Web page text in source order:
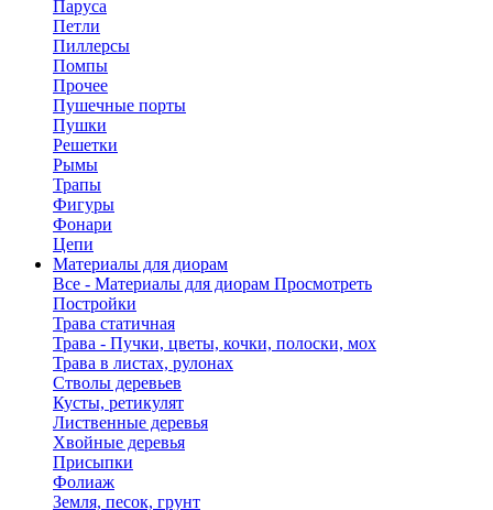
Паруса
Петли
Пиллерсы
Помпы
Прочее
Пушечные порты
Пушки
Решетки
Рымы
Трапы
Фигуры
Фонари
Цепи
Материалы для диорам
Все - Материалы для диорам Просмотреть
Постройки
Трава статичная
Трава - Пучки, цветы, кочки, полоски, мох
Трава в листах, рулонах
Стволы деревьев
Кусты, ретикулят
Лиственные деревья
Хвойные деревья
Присыпки
Фолиаж
Земля, песок, грунт